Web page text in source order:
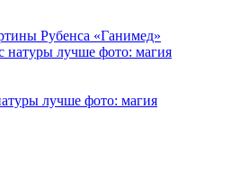
Рубенса «Ганимед»
лучше фото: магия